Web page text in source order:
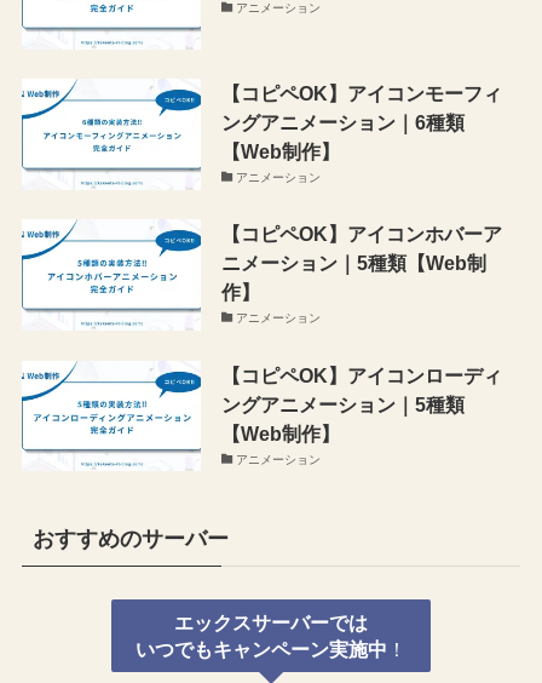
アニメーション
【コピペOK】アイコンモーフィ
ングアニメーション｜6種類
【Web制作】
アニメーション
【コピペOK】アイコンホバーア
ニメーション｜5種類【Web制
作】
アニメーション
【コピペOK】アイコンローディ
ングアニメーション｜5種類
【Web制作】
アニメーション
おすすめのサーバー
エックスサーバーでは
いつでもキャンペーン実施中 ！